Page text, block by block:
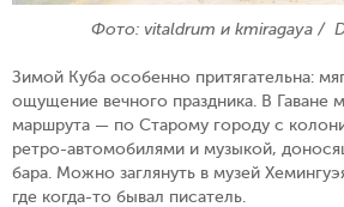
Фото: vitaldrum и kmiragaya /
Зимой Куба особенно притягательна:
ощущение вечного праздника. В Гаване
маршрута — по Старому городу с
ретро-автомобилями и музыкой,
бара. Можно заглянуть в музей
где когда-то бывал писатель.